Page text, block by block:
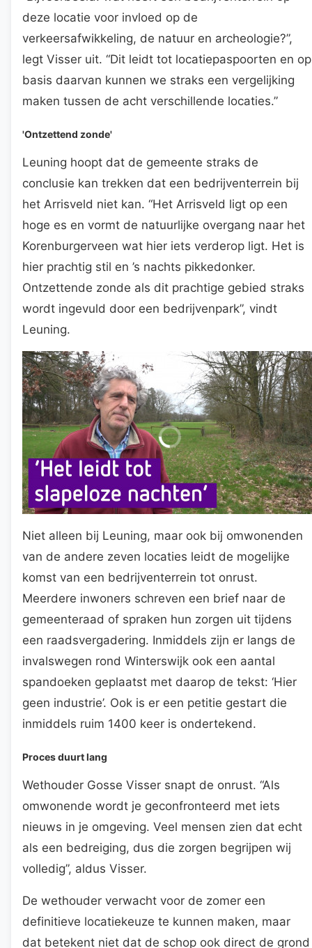
deze locatie voor invloed op de
verkeersafwikkeling, de natuur en archeologie?”,
legt Visser uit. “Dit leidt tot locatiepaspoorten en op
basis daarvan kunnen we straks een vergelijking
maken tussen de acht verschillende locaties.”
'Ontzettend zonde'
Leuning hoopt dat de gemeente straks de
conclusie kan trekken dat een bedrijventerrein bij
het Arrisveld niet kan. “Het Arrisveld ligt op een
hoge es en vormt de natuurlijke overgang naar het
Korenburgerveen wat hier iets verderop ligt. Het is
hier prachtig stil en ’s nachts pikkedonker.
Ontzettende zonde als dit prachtige gebied straks
wordt ingevuld door een bedrijvenpark”, vindt
Leuning.
Niet alleen bij Leuning, maar ook bij omwonenden
van de andere zeven locaties leidt de mogelijke
komst van een bedrijventerrein tot onrust.
Meerdere inwoners schreven een brief naar de
gemeenteraad of spraken hun zorgen uit tijdens
een raadsvergadering. Inmiddels zijn er langs de
invalswegen rond Winterswijk ook een aantal
spandoeken geplaatst met daarop de tekst: ‘Hier
geen industrie’. Ook is er een petitie gestart die
inmiddels ruim 1400 keer is ondertekend.
Proces duurt lang
Wethouder Gosse Visser snapt de onrust. “Als
omwonende wordt je geconfronteerd met iets
nieuws in je omgeving. Veel mensen zien dat echt
als een bedreiging, dus die zorgen begrijpen wij
volledig”, aldus Visser.
De wethouder verwacht voor de zomer een
definitieve locatiekeuze te kunnen maken, maar
dat betekent niet dat de schop ook direct de grond